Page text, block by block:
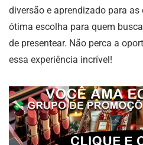
diversão e aprendizado para
ótima escolha para quem
de presentear. Não perca a
essa experiência incrível!